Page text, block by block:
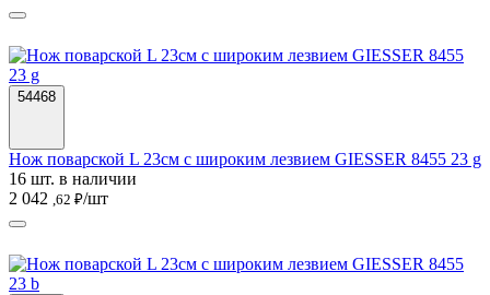
54468
Нож поварской L 23см с широким лезвием GIESSER 8455 23 g
16 шт. в наличии
2 042 ,62 ₽/шт